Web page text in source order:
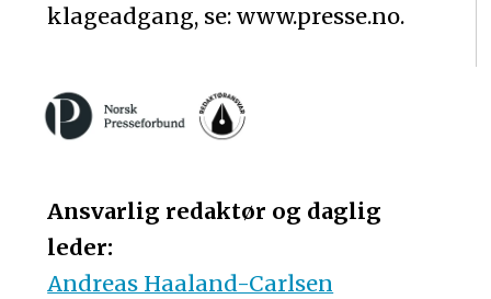
klageadgang, se: www.presse.no.
Ansvarlig redaktør og daglig
leder:
Andreas Haaland-Carlsen